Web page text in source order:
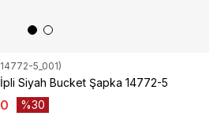
5_001)
İpli Siyah Bucket Şapka 14772-5
30